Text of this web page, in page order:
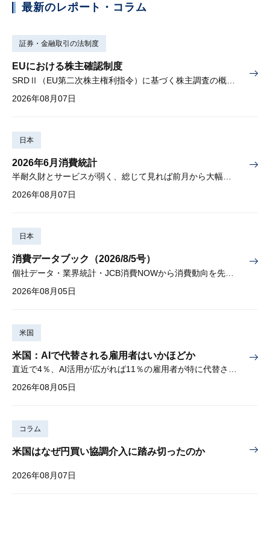
最新のレポート・コラム
証券・金融取引の法制度
EUにおける株主確認制度
2026年08月07日
日本
2026年6月消費統計
半耐久財とサービスが弱く、総じて見れば前月から大幅に減少
2026年08月07日
日本
消費データブック（2026/8/5号）
2026年08月05日
米国
米国：AIで代替される雇用者はいかほどか
直近で4％、AI活用が広がれば11％の雇用者が特に代替されやすい
2026年08月05日
コラム
米国はなぜ円買い協調介入に踏み切ったのか
2026年08月07日